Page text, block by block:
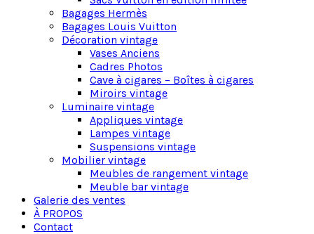
Bagages Hermès
Bagages Louis Vuitton
Décoration vintage
Vases Anciens
Cadres Photos
Cave à cigares – Boîtes à cigares
Miroirs vintage
Luminaire vintage
Appliques vintage
Lampes vintage
Suspensions vintage
Mobilier vintage
Meubles de rangement vintage
Meuble bar vintage
Galerie des ventes
À PROPOS
Contact